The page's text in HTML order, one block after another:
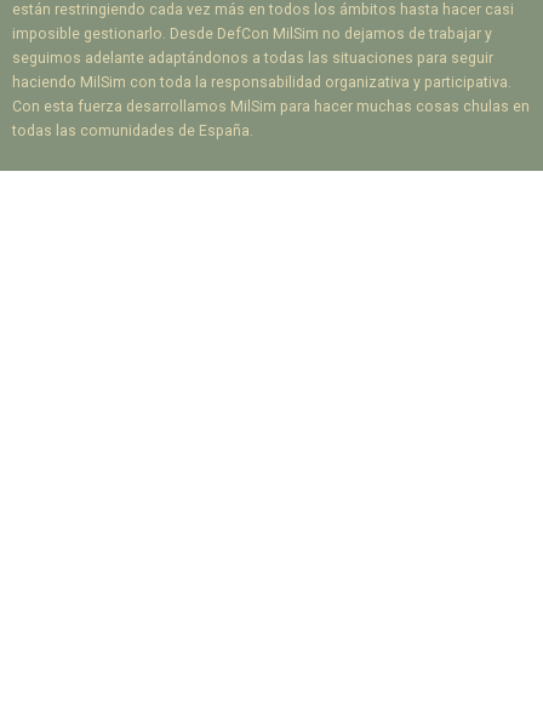
están restringiendo cada vez más en todos los ámbitos hasta hacer casi
imposible gestionarlo. Desde DefCon MilSim no dejamos de trabajar y
seguimos adelante adaptándonos a todas las situaciones para seguir
haciendo MilSim con toda la responsabilidad organizativa y participativa.
Con esta fuerza desarrollamos MilSim para hacer muchas cosas chulas en
todas las comunidades de España.